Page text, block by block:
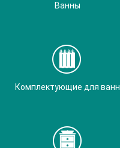
Ванны
Комплектующие для ванн